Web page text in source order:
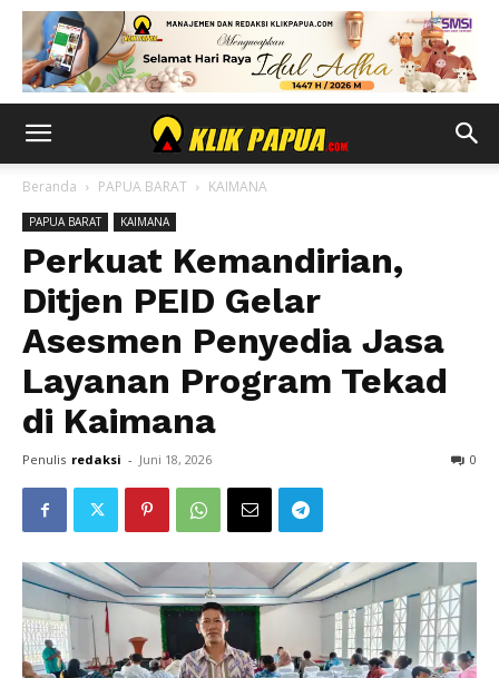
Beranda PAPUA BARAT KAIMANA
PAPUA BARAT KAIMANA
Perkuat Kemandirian,
Ditjen PEID Gelar
Asesmen Penyedia Jasa
Layanan Program Tekad
di Kaimana
Penulis redaksi - Juni 18, 2026 0